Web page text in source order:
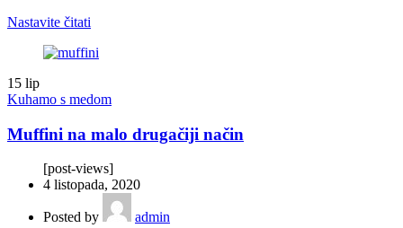
Nastavite čitati
15 lip
Kuhamo s medom
Muffini na malo drugačiji način
[post-views]
4 listopada, 2020
Posted by
admin